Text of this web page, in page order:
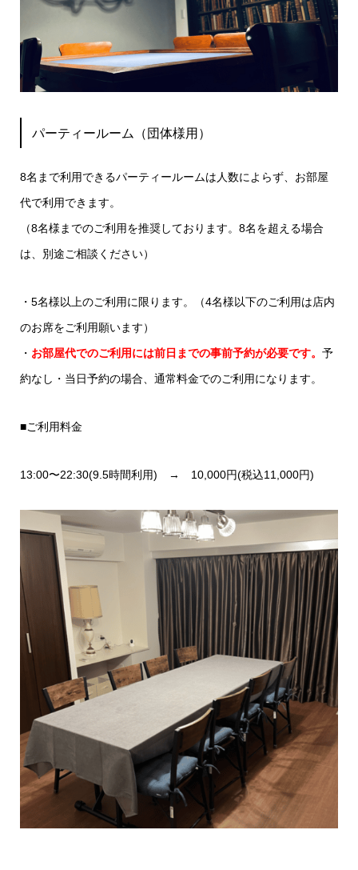
パーティールーム（団体様用）
8名まで利用できるパーティールームは人数によらず、お部屋
代で利用できます。
（8名様までのご利用を推奨しております。8名を超える場合
は、別途ご相談ください）
・5名様以上のご利用に限ります。（4名様以下のご利用は店内
のお席をご利用願います）
・ お部屋代でのご利用には前日までの事前予約が必要です。 予
約なし・当日予約の場合、通常料金でのご利用になります。
■ご利用料金
13:00〜22:30(9.5時間利用) → 10,000円(税込11,000円)